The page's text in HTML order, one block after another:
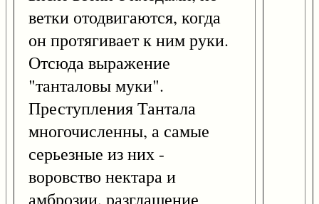
ветки отодвигаются, когда
он протягивает к ним руки.
Отсюда выражение
"танталовы муки".
Преступления Тантала
многочисленны, а самые
серьезные из них -
воровство нектара и
амброзии, разглашение